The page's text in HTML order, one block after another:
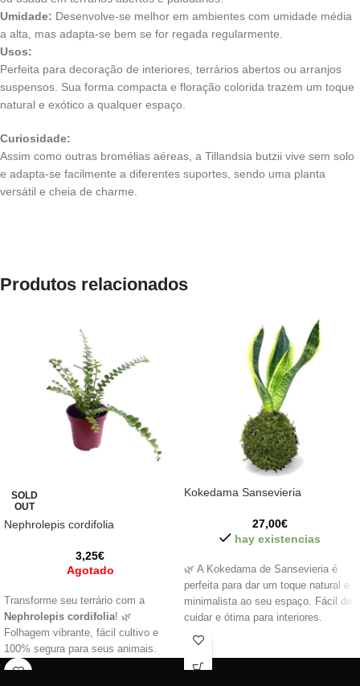
Umidade: Desenvolve-se melhor em ambientes com umidade média
a alta, mas adapta-se bem se for regada regularmente.
Usos:
Perfeita para decoração de interiores, terrários abertos ou arranjos
suspensos. Sua forma compacta e floração colorida trazem um toque
natural e exótico a qualquer espaço.
Curiosidade:
Assim como outras bromélias aéreas, a Tillandsia butzii vive sem solo
e adapta-se facilmente a diferentes suportes, sendo uma planta
versátil e cheia de charme.
Produtos relacionados
SOLD
OUT
Nephrolepis cordifolia
3,25€
Agotado
Transforme seu terrário com a
Nephrolepis cordifolia! 🌿
Folhagem vibrante, fácil cultivo e
100% segura para seus animais.
Ideal para ambientes úmidos, ela
Kokedama Sansevieria
27,00€
hay existencias
🌿 A Kokedama de Sansevieria é
perfeita para dar um toque natural e
minimalista ao seu espaço. Fácil de
cuidar e ótima para interiores.
Cada kokedama é única, feita à
mão com musgo natural, podendo